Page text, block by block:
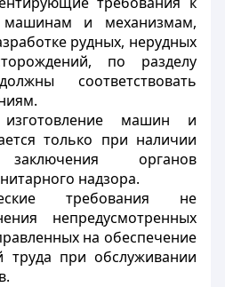
и механизмам,
рудных, нерудных
по разделу
соответствовать
машин и
только при наличии
заключения органов
надзора.
требования не
непредусмотренных
на обеспечение
труда при обслуживании